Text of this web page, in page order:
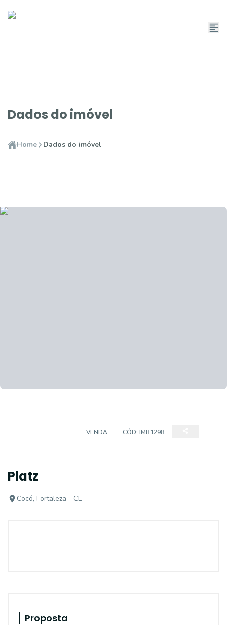
Dados do imóvel
Home Dados do imóvel
VENDA CÓD: IMB1298
Platz
Cocó, Fortaleza - CE
Proposta